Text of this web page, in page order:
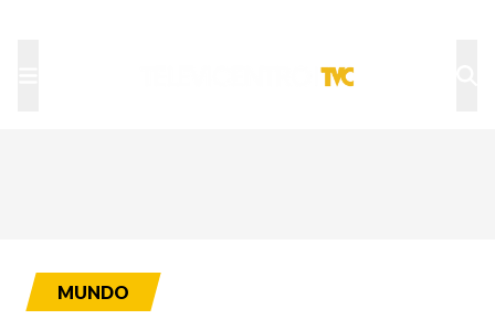
MUNDO